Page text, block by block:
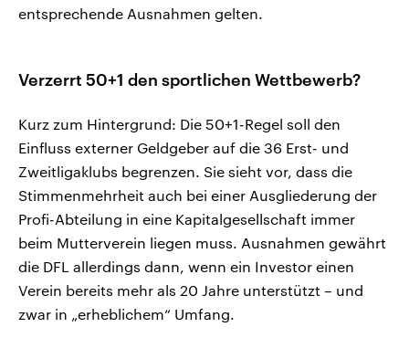
entsprechende Ausnahmen gelten.
Verzerrt 50+1 den sportlichen Wettbewerb?
Kurz zum Hintergrund: Die 50+1-Regel soll den
Einfluss externer Geldgeber auf die 36 Erst- und
Zweitligaklubs begrenzen. Sie sieht vor, dass die
Stimmenmehrheit auch bei einer Ausgliederung der
Profi-Abteilung in eine Kapitalgesellschaft immer
beim Mutterverein liegen muss. Ausnahmen gewährt
die DFL allerdings dann, wenn ein Investor einen
Verein bereits mehr als 20 Jahre unterstützt – und
zwar in „erheblichem“ Umfang.